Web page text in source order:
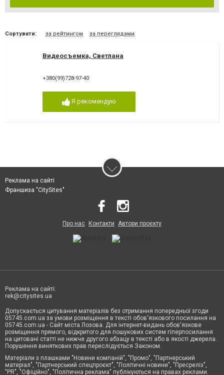
Сортувати: за рейтингом за переглядами
Видеосъемка, Светлана
+380(99)728-97-40
Я рекомендую
Реклама на сайті
Франшиза "CitySites"
Про нас Контакти Автори проєкту
Реклама на сайті:
rek@citysites.ua
Допускається цитування матеріалів без отримання попередньої згоди
05745.com.ua за умови розміщення в тексті обов'язкового посилання на
05745.com.ua - Сайт міста Лозова. Для інтернет-видань обов'язкове
розміщення прямого, відкритого для пошукових систем гіперпосилання
на цитовані статті не нижче другого абзацу в тексті або в якості джерела.
Порушення виняткових прав переслідується Законом.
Матеріали з плашками "Новини компаній", "Промо", "Партнерський
матеріал", "Партнерський спецпроєкт", "Політичні новини", "Пресреліз",
"PR", "Офіційно", "Політична реклама" публікуються на правах реклами.